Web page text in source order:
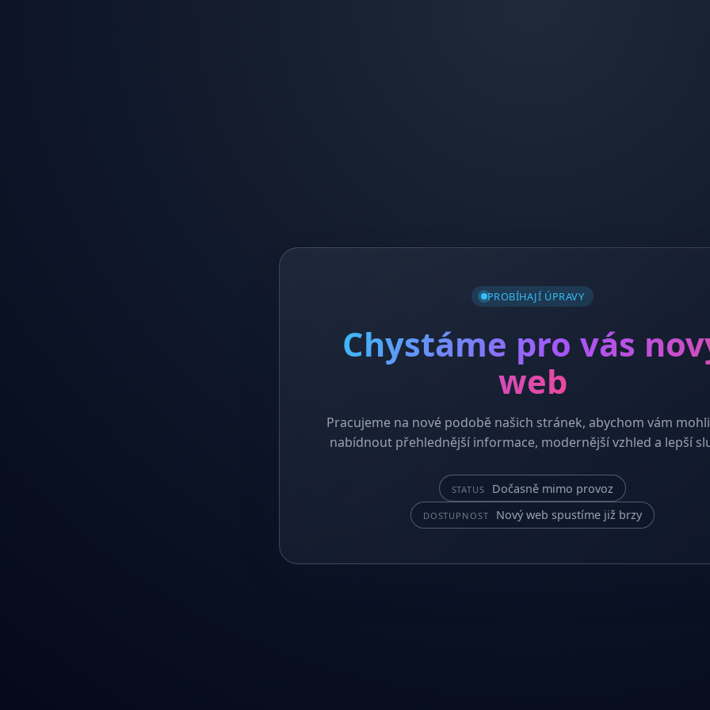
PROBÍHAJÍ ÚPRAVY
Chystáme pro vás
web
Pracujeme na nové podobě našich stránek, abychom vám
nabídnout přehlednější informace, modernější vzhled a lepší
STATUS Dočasně mimo provoz
DOSTUPNOST Nový web spustíme již brzy